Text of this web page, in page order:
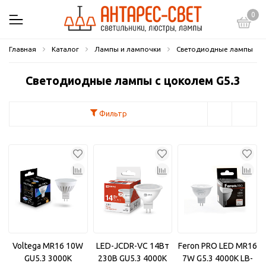
0
Главная Каталог Лампы и лампочки Светодиодные лампы
Светодиодные лампы с цоколем G5.3
Фильтр
Voltega MR16 10W
GU5.3 3000K
LED-JCDR-VC 14Вт
230В GU5.3 4000K
Feron PRO LED MR16
7W G5.3 4000K LB-